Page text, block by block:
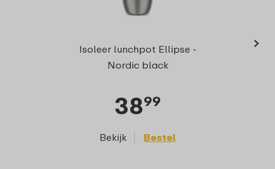
Isoleer lunchpot Ellipse -
Nordic black
3899
Bekijk Bestel
›